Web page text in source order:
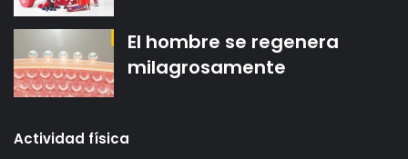
El hombre se regenera
milagrosamente
Actividad física